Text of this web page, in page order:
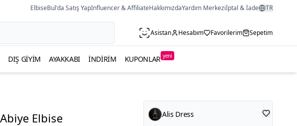
ElbiseBul'da Satış YapInfluencer & AffiliateHakkımızdaYardım Merkeziİptal & İade TR
Asistan Hesabım Favorilerim Sepetim
DIŞ GIYIM AYAKKABI İNDIRIM KUPONLAR yeni
Elbise Alis Dress